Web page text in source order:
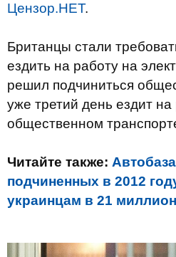
Цензор.НЕТ.
Британцы стали
ездить на работу на
решил подчиниться
уже третий день ездит на
общественном
Читайте также:
подчиненных в 2012
украинцам в 21 миллион